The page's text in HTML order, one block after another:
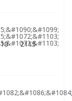
2115